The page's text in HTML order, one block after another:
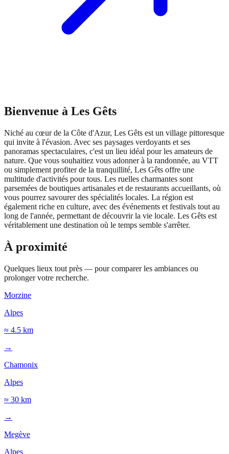
Bienvenue à Les Gêts
Niché au cœur de la Côte d'Azur, Les Gêts est un village pittoresque
qui invite à l'évasion. Avec ses paysages verdoyants et ses
panoramas spectaculaires, c'est un lieu idéal pour les amateurs de
nature. Que vous souhaitiez vous adonner à la randonnée, au VTT
ou simplement profiter de la tranquillité, Les Gêts offre une
multitude d'activités pour tous. Les ruelles charmantes sont
parsemées de boutiques artisanales et de restaurants accueillants, où
vous pourrez savourer des spécialités locales. La région est
également riche en culture, avec des événements et festivals tout au
long de l'année, permettant de découvrir la vie locale. Les Gêts est
véritablement une destination où le temps semble s'arrêter.
À proximité
Quelques lieux tout près — pour comparer les ambiances ou
prolonger votre recherche.
Morzine
Alpes
≈ 4.5 km
→
Chamonix
Alpes
≈ 30 km
→
Megève
Alpes